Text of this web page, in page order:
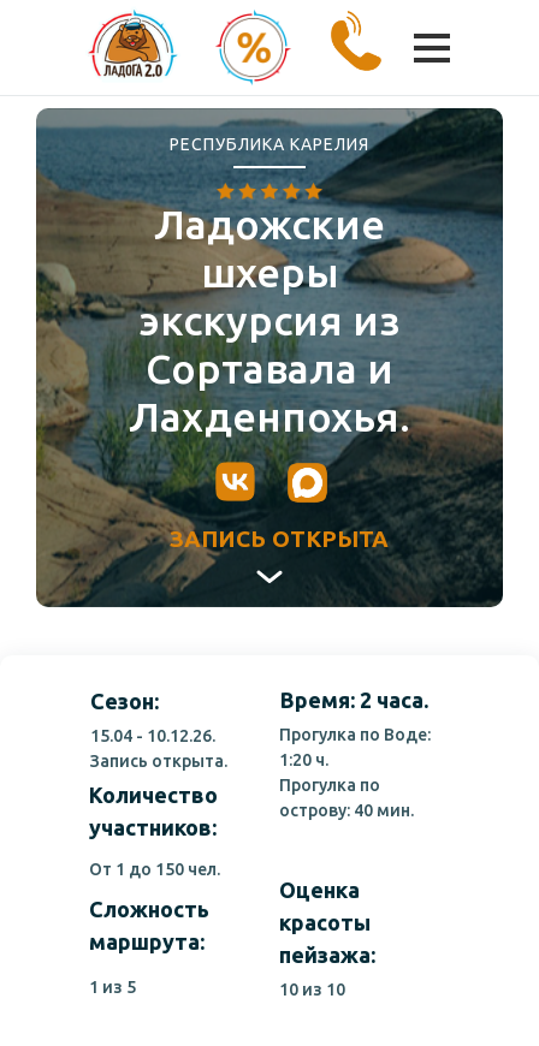
Ладожские
шхеры
экскурсия из
Сортавала и
Лахденпохья.
РЕСПУБЛИКА КАРЕЛИЯ
ЗАПИСЬ ОТКРЫТА
Сезон:
15.04 - 10.12.26.
Запись открыта.
Время: 2 часа.
Количество
участников:
От 1 до 150 чел.
Прогулка по Воде:
1:20 ч.
Прогулка по
острову: 40 мин.
Оценка
красоты
пейзажа:
10 из 10
Сложность
маршрута:
1 из 5